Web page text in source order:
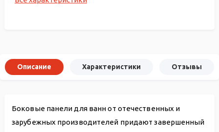
Описание Характеристики Отзывы
Боковые панели для ванн от отечественных и
зарубежных производителей придают завершенный